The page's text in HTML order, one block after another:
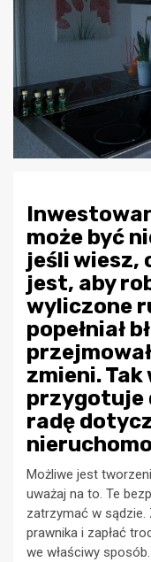
może być
jeśli wiesz,
jest, aby
wyliczone
popełniał
zmieni.
przygotuje
radę
Możliwe jest
uważaj na to. Te
zatrzymać w
prawnika i zapłać
we właściwy